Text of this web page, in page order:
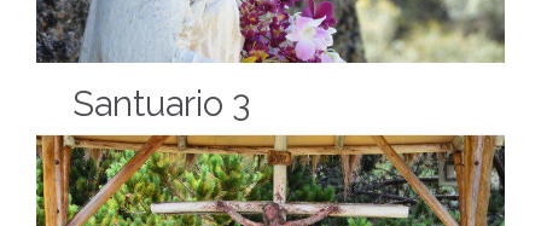
Santuario 3